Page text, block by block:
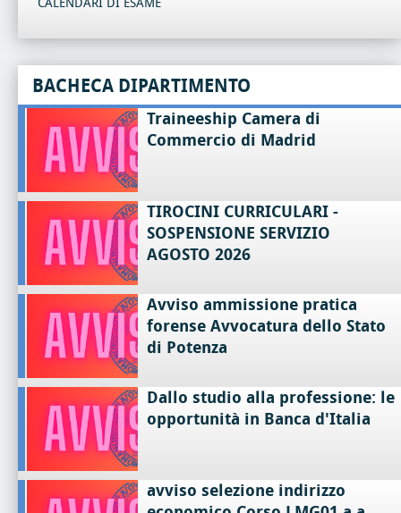
BACHECA DIPARTIMENTO
Traineeship Camera di
Commercio di Madrid
TIROCINI CURRICULARI -
SOSPENSIONE SERVIZIO
AGOSTO 2026
Avviso ammissione pratica
forense Avvocatura dello Stato
di Potenza
Dallo studio alla professione: le
opportunità in Banca d'Italia
avviso selezione indirizzo